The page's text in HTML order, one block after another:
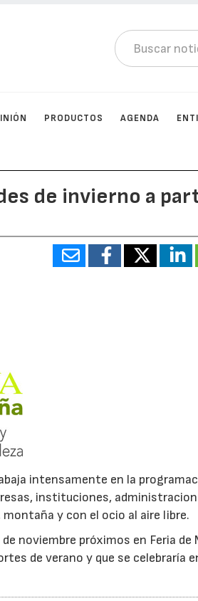
PRODUCTOS AGENDA
de invierno a
intensamente en la
instituciones,
y con el ocio al aire libre.
noviembre próximos en Feria de
de verano y que se celebraría